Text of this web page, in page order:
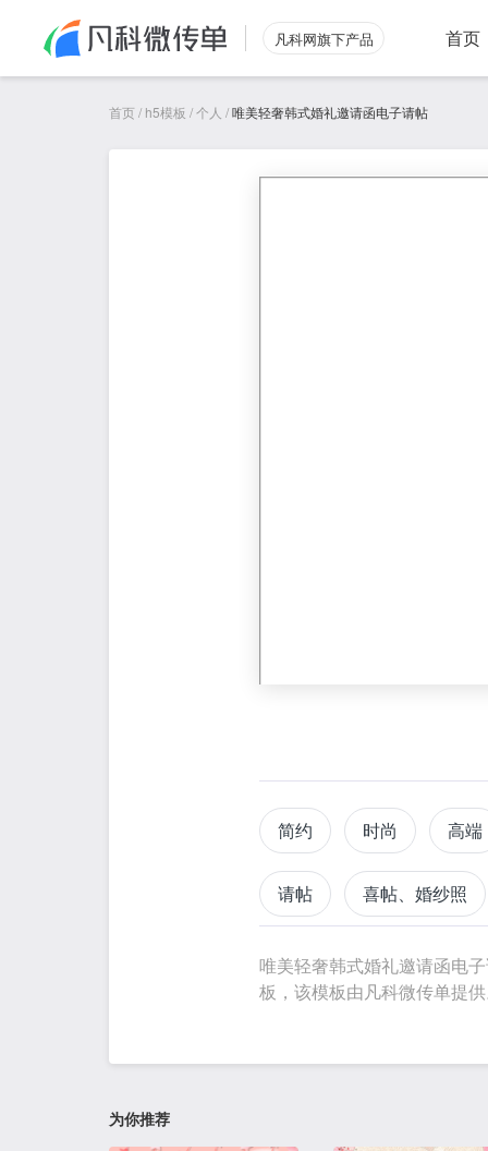
凡科网旗下产品 首页
首页/ h5模板 /个人 /唯美轻奢韩式婚礼邀请函电子请帖
简约 时尚 高端
请帖 喜帖、婚纱照
请柬 喜帖 婚纱
唯美轻奢韩式婚礼邀请函电
板，该模板由凡科微传单提
为你推荐